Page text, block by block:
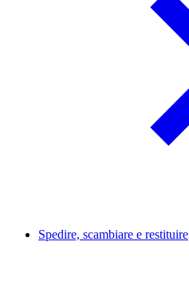
Spedire, scambiare e restituire